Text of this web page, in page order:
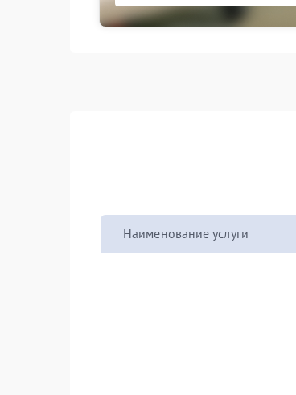
Наименование услуги